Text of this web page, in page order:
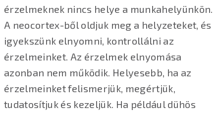
érzelmeknek nincs helye a munkahelyünkön.
A neocortex-ből oldjuk meg a helyzeteket, és
igyekszünk elnyomni, kontrollálni az
érzelmeinket. Az érzelmek elnyomása
azonban nem működik. Helyesebb, ha az
érzelmeinket felismerjük, megértjük,
tudatosítjuk és kezeljük. Ha például dühös